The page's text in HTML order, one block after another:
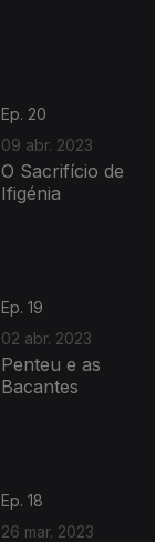
Ep. 20
09 abr. 2023
O Sacrifício de
Ifigénia
Ep. 19
02 abr. 2023
Penteu e as
Bacantes
Ep. 18
26 mar. 2023